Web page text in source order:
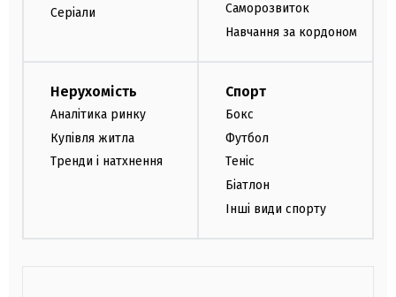
Серіали
Саморозвиток
Навчання за кордоном
Нерухомість
Аналітика ринку
Купівля житла
Тренди і натхнення
Спорт
Бокс
Футбол
Теніс
Біатлон
Інші види спорту